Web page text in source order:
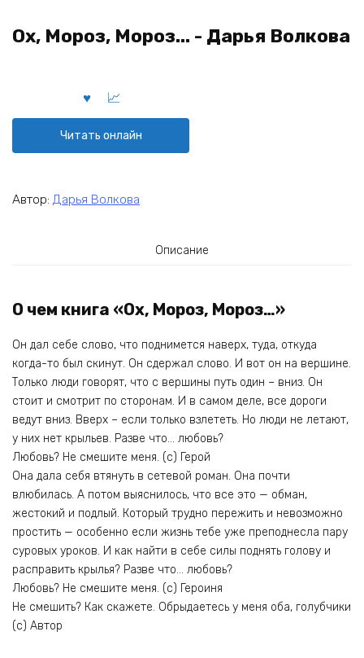
Ох, Мороз, Мороз... - Дарья Волкова
Читать онлайн
Автор: Дарья Волкова
Описание
О чем книга «Ох, Мороз, Мороз…»
Он дал себе слово, что поднимется наверх, туда, откуда
когда-то был скинут. Он сдержал слово. И вот он на вершине.
Только люди говорят, что с вершины путь один – вниз. Он
стоит и смотрит по сторонам. И в самом деле, все дороги
ведут вниз. Вверх – если только взлететь. Но люди не летают,
у них нет крыльев. Разве что… любовь?
Любовь? Не смешите меня. (с) Герой
Она дала себя втянуть в сетевой роман. Она почти
влюбилась. А потом выяснилось, что все это — обман,
жестокий и подлый. Который трудно пережить и невозможно
простить — особенно если жизнь тебе уже преподнесла пару
суровых уроков. И как найти в себе силы поднять голову и
расправить крылья? Разве что… любовь?
Любовь? Не смешите меня. (с) Героиня
Не смешить? Как скажете. Обрыдаетесь у меня оба, голубчики
(с) Автор